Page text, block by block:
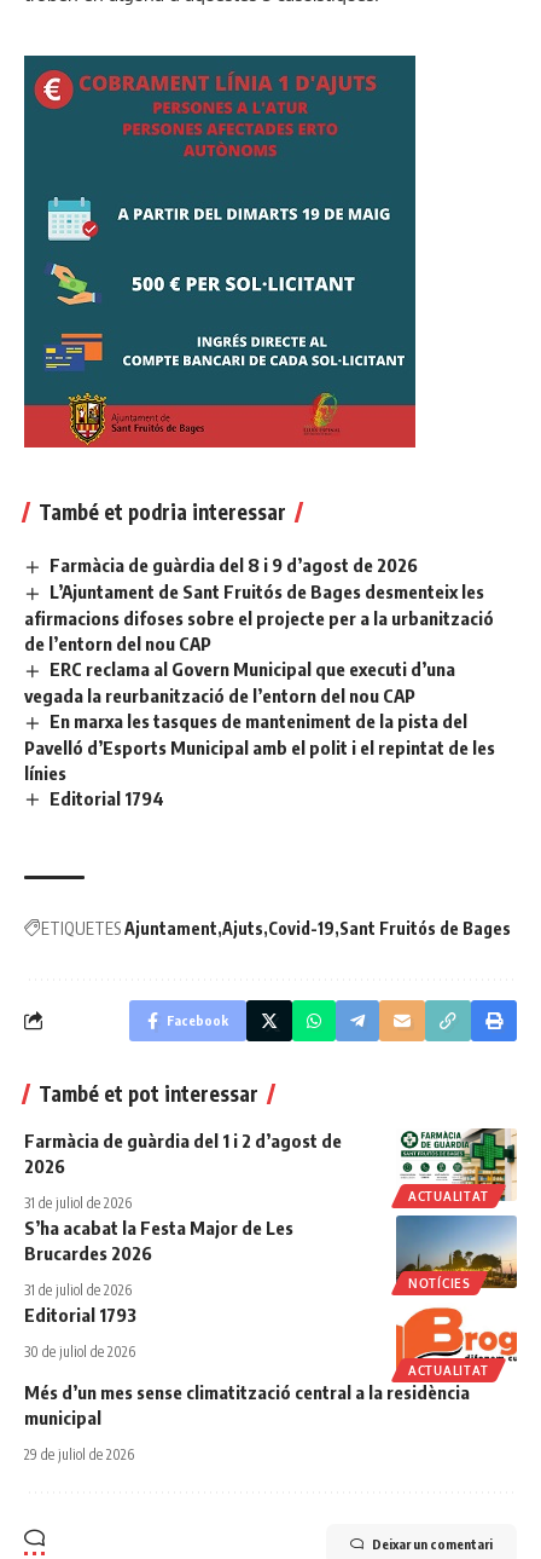
També et podria interessar
Farmàcia de guàrdia del 8 i 9 d’agost de 2026
L’Ajuntament de Sant Fruitós de Bages desmenteix les
afirmacions difoses sobre el projecte per a la urbanització
de l’entorn del nou CAP
ERC reclama al Govern Municipal que executi d’una
vegada la reurbanització de l’entorn del nou CAP
En marxa les tasques de manteniment de la pista del
Pavelló d’Esports Municipal amb el polit i el repintat de les
línies
Editorial 1794
ETIQUETESAjuntament Ajuts Covid-19 Sant Fruitós de Bages
Facebook
També et pot interessar
ACTUALITAT
Farmàcia de guàrdia del 1 i 2 d’agost de
2026
31 de juliol de 2026
NOTÍCIES
S’ha acabat la Festa Major de Les
Brucardes 2026
31 de juliol de 2026
ACTUALITAT
Editorial 1793
30 de juliol de 2026
Més d’un mes sense climatització central a la residència
municipal
29 de juliol de 2026
Deixar un comentari